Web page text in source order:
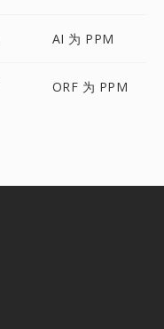
AI 为 PPM
ORF 为 PPM